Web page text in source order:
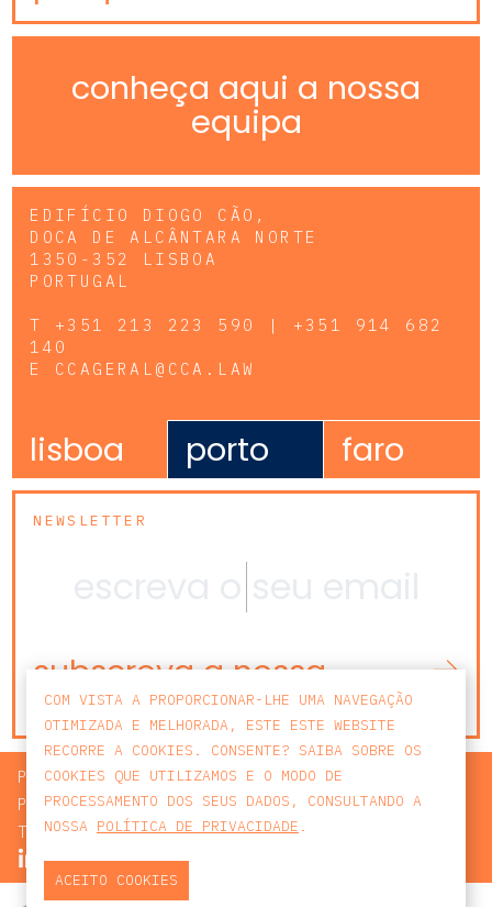
conheça aqui a nossa
equipa
EDIFÍCIO DIOGO CÃO,
DOCA DE ALCÂNTARA NORTE
1350-352 LISBOA
PORTUGAL
T +351 213 223 590 | +351 914 682
140
E CCAGERAL@CCA.LAW
lisboa porto faro
NEWSLETTER
subscreva a nossa
newsletter
PROCURAR
POLÍTICA DE PRIVACIDADE
TERMOS E CONDIÇÕES
COM VISTA A PROPORCIONAR-LHE UMA NAVEGAÇÃO
OTIMIZADA E MELHORADA, ESTE ESTE WEBSITE
RECORRE A COOKIES. CONSENTE? SAIBA SOBRE OS
COOKIES QUE UTILIZAMOS E O MODO DE
PROCESSAMENTO DOS SEUS DADOS, CONSULTANDO A
NOSSA POLÍTICA DE PRIVACIDADE .
ACEITO COOKIES